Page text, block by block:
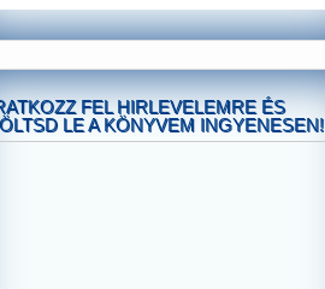
FEL HIRLEVELEMRE ÉS
LE A KÖNYVEM INGYENESEN!